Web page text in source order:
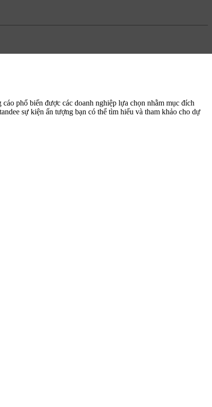
phổ biến được các doanh nghiệp lựa chọn nhằm mục đích
sự kiện ấn tượng bạn có thể tìm hiểu và tham khảo cho dự